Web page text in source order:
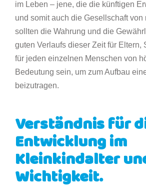
im Leben – jene, die die künftigen
und somit auch die Gesellschaft von
sollten die Wahrung und die
guten Verlaufs dieser Zeit für Eltern,
für jeden einzelnen Menschen von
Bedeutung sein, um zum Aufbau
beizutragen.
Verständnis für
Entwicklung im
Kleinkindalter
Wichtigkeit.